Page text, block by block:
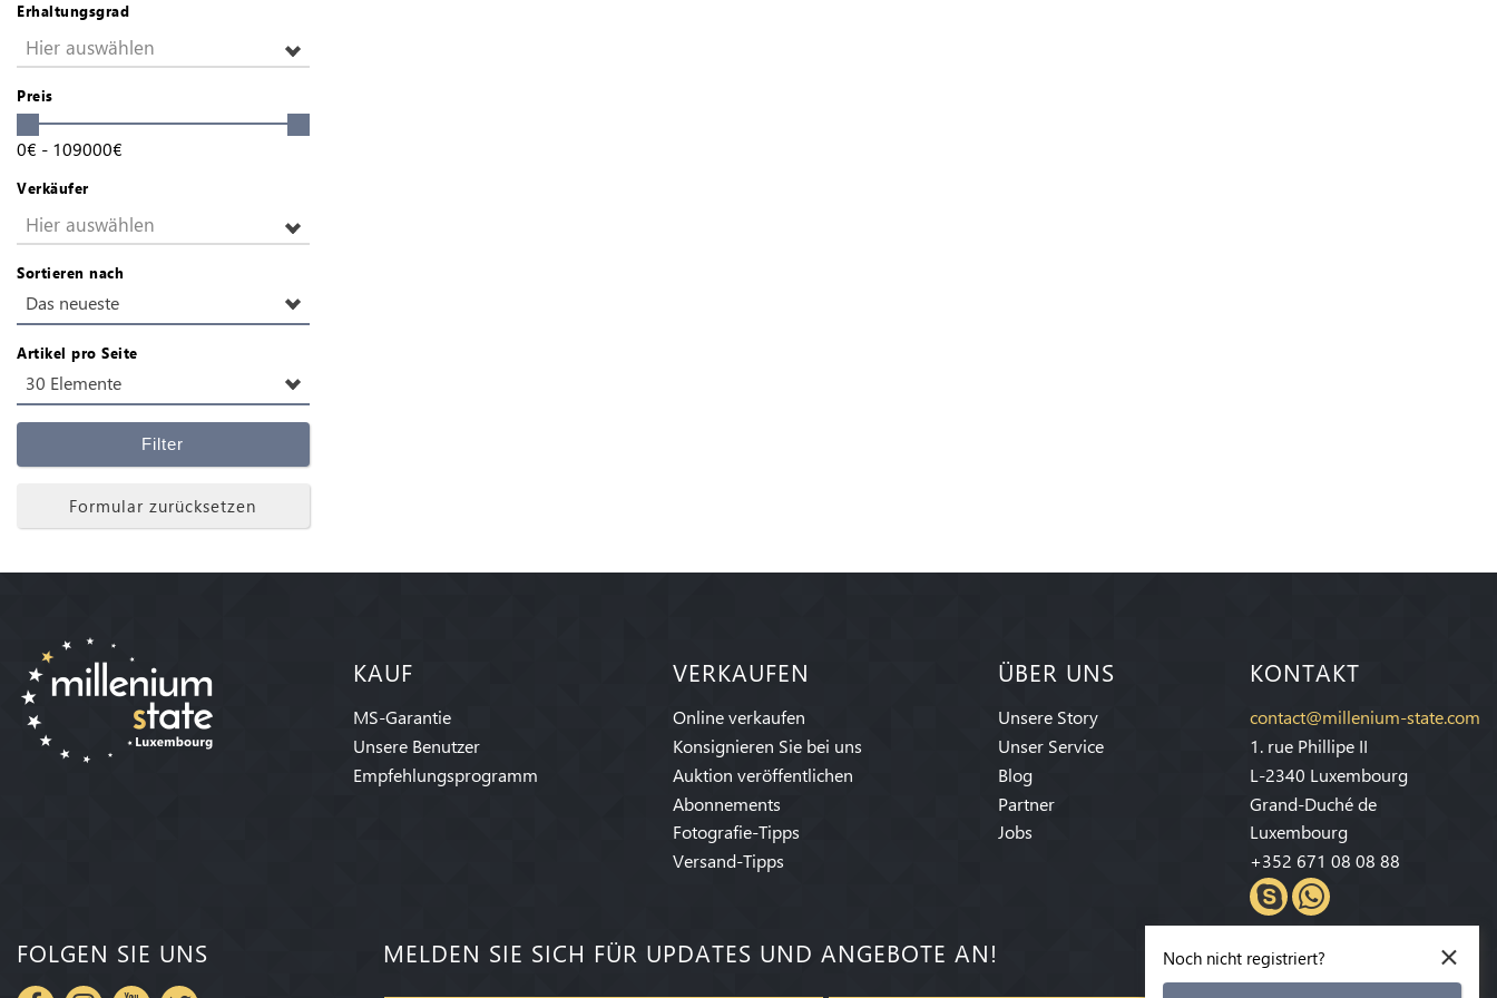
Erhaltungsgrad
Hier auswählen
Preis
0€ - 109000€
Verkäufer
Hier auswählen
Sortieren nach
Das neueste
Artikel pro Seite
30 Elemente
Filter
Formular zurücksetzen
KAUF
MS-Garantie
Unsere Benutzer
Empfehlungsprogramm
VERKAUFEN
Online verkaufen
Konsignieren Sie bei uns
Auktion veröffentlichen
Abonnements
Fotografie-Tipps
Versand-Tipps
ÜBER UNS
Unsere Story
Unser Service
Blog
Partner
Jobs
KONTAKT
contact@millenium-state.com
1. rue Phillipe II
L-2340 Luxembourg
Grand-Duché de
Luxembourg
+352 671 08 08 88
FOLGEN SIE UNS MELDEN SIE SICH FÜR UPDATES UND ANGEBOTE AN! ×
Noch nicht registriert?